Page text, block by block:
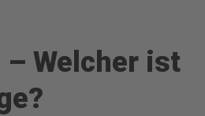
Welcher ist